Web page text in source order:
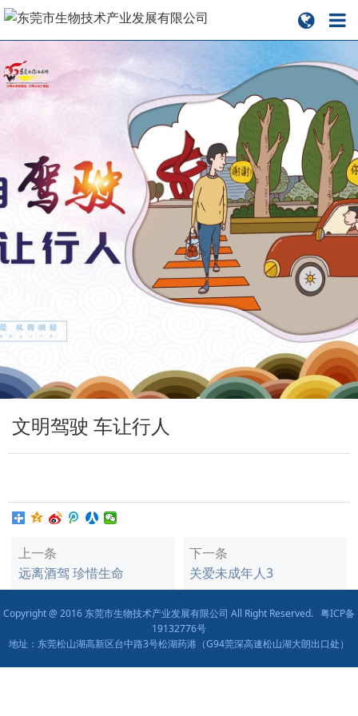
文明驾驶 车让行人
上一条
远离酒驾 珍惜生命
下一条
关爱未成年人3
Copyright @ 2016 东莞市生物技术产业发展有限公司 All Right Reserved. 粤ICP备
19132776号
地址：东莞松山湖高新区台中路3号松湖药港（G94莞深高速松山湖大朗出口处）